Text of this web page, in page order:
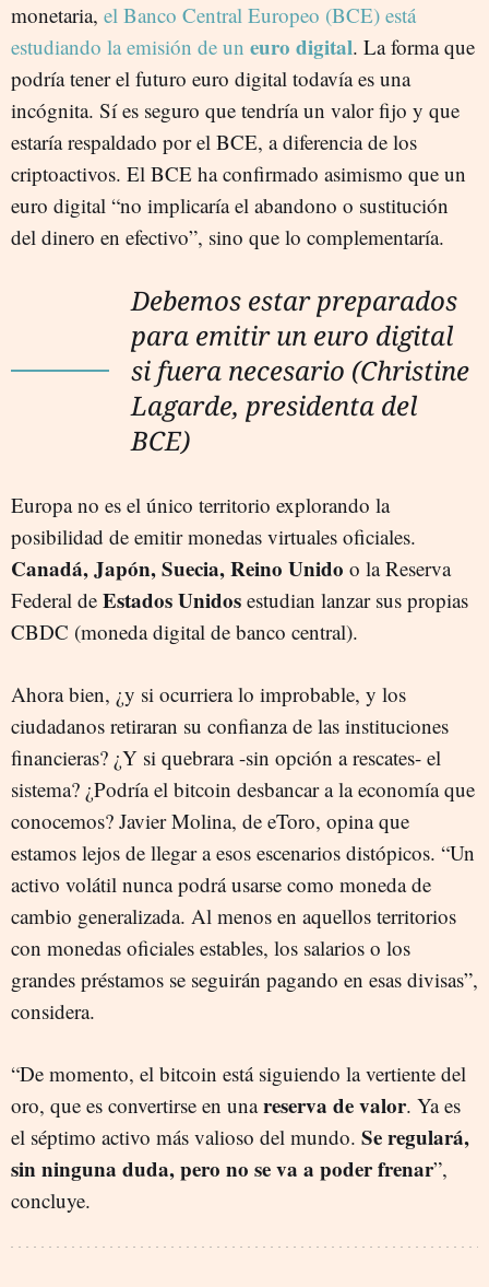
monetaria, el Banco Central Europeo (BCE) está
estudiando la emisión de un euro digital. La forma que
podría tener el futuro euro digital todavía es una
incógnita. Sí es seguro que tendría un valor fijo y que
estaría respaldado por el BCE, a diferencia de los
criptoactivos. El BCE ha confirmado asimismo que un
euro digital “no implicaría el abandono o sustitución
del dinero en efectivo”, sino que lo complementaría.
Debemos estar preparados
para emitir un euro digital
si fuera necesario (Christine
Lagarde, presidenta del
BCE)
Europa no es el único territorio explorando la
posibilidad de emitir monedas virtuales oficiales.
Canadá, Japón, Suecia, Reino Unido o la Reserva
Federal de Estados Unidos estudian lanzar sus propias
CBDC (moneda digital de banco central).
Ahora bien, ¿y si ocurriera lo improbable, y los
ciudadanos retiraran su confianza de las instituciones
financieras? ¿Y si quebrara -sin opción a rescates- el
sistema? ¿Podría el bitcoin desbancar a la economía que
conocemos? Javier Molina, de eToro, opina que
estamos lejos de llegar a esos escenarios distópicos. “Un
activo volátil nunca podrá usarse como moneda de
cambio generalizada. Al menos en aquellos territorios
con monedas oficiales estables, los salarios o los
grandes préstamos se seguirán pagando en esas divisas”,
considera.
“De momento, el bitcoin está siguiendo la vertiente del
oro, que es convertirse en unareserva de valor. Ya es
el séptimo activo más valioso del mundo. Se regulará,
sin ninguna duda, pero no se va a poder frenar”,
concluye.